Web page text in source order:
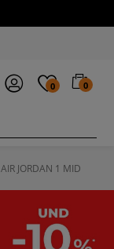
0 0
AIR JORDAN 1 MID